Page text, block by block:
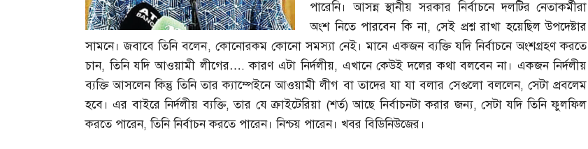
পারেনি। আসন্ন স্থানীয় সরকার নির্বাচনে দলটির নেতাকর্মীরা
অংশ নিতে পারবেন কি না, সেই প্রশ্ন রাখা হয়েছিল উপদেষ্টার
সামনে। জবাবে তিনি বলেন, কোনোরকম কোনো সমস্যা নেই। মানে একজন ব্যক্তি যদি নির্বাচনে অংশগ্রহণ করতে
চান,তিনি যদি আওয়ামী লীগের….কারণ এটা নির্দলীয়, এখানে কেউই দলের কথা বলবেন না। একজন নির্দলীয়
ব্যক্তি আসলেন কিন্তু তিনি তার ক্যাম্পেইনে আওয়ামী লীগ বা তাদের যা যা বলার সেগুলো বললেন,সেটা প্রবলেম
হবে। এর বাইরে নির্দলীয় ব্যক্তি,তার যে ক্রাইটেরিয়া (শর্ত)আছে নির্বাচনটা করার জন্য, সেটা যদি তিনি ফুলফিল
করতে পারেন,তিনি নির্বাচন করতে পারেন। নিশ্চয় পারেন। খবর বিডিনিউজের।